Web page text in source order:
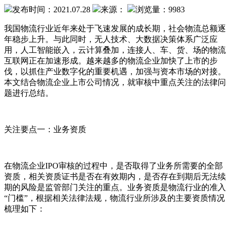
发布时间：2021.07.28 来源： 浏览量：9983
我国物流行业近年来处于飞速发展的成长期，社会物流总额逐
年稳步上升。与此同时，无人技术、大数据决策体系广泛应
用，人工智能嵌入，云计算叠加，连接人、车、货、场的物流
互联网正在加速形成。越来越多的物流企业加快了上市的步
伐，以抓住产业数字化的重要机遇，加强与资本市场的对接。
本文结合物流企业上市公司情况，就审核中重点关注的法律问
题进行总结。
关注要点一：业务资质
在物流企业IPO审核的过程中，是否取得了业务所需要的全部
资质，相关资质证书是否在有效期内，是否存在到期后无法续
期的风险是监管部门关注的重点。业务资质是物流行业的准入
“门槛”，根据相关法律法规，物流行业所涉及的主要资质情况
梳理如下：